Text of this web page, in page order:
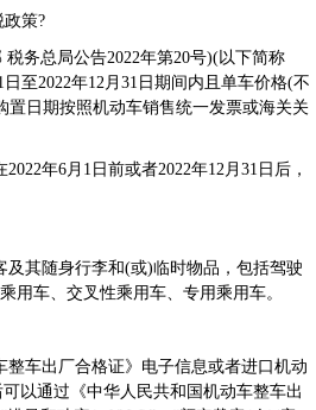
策?
务总局公告2022年第20号)(以下简称
至2022年12月31日期间内且单车价格(不
置日期按照机动车销售统一发票或海关关
年6月1日前或者2022年12月31日后，
其随身行李和(或)临时物品，包括驾驶
用车、交叉性乘用车、专用乘用车。
车出厂合格证》电子信息或者进口机动
以通过《中华人民共和国机动车整车出